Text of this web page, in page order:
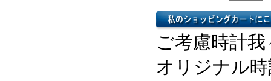
ご考慮時計
オリジナル